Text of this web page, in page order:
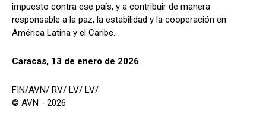
impuesto contra ese país, y a contribuir de manera
responsable a la paz, la estabilidad y la cooperación en
América Latina y el Caribe.
Caracas, 13 de enero de 2026
FIN/AVN/ RV/ LV/ LV/
© AVN - 2026